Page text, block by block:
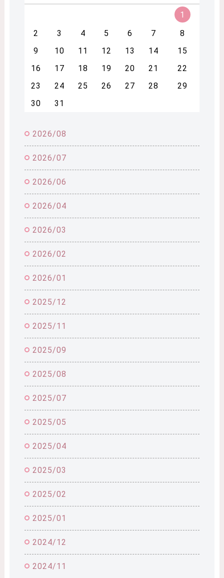
1
2
3 4 5 6 7
8
9
10 11 12 13 14
15
16
17 18 19 20 21
22
23
24 25 26 27 28
29
30
31
2026/08
2026/07
2026/06
2026/04
2026/03
2026/02
2026/01
2025/12
2025/11
2025/09
2025/08
2025/07
2025/05
2025/04
2025/03
2025/02
2025/01
2024/12
2024/11